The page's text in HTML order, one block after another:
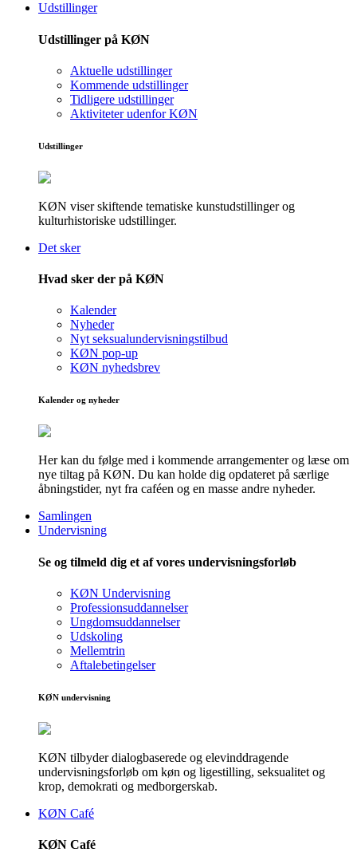
Udstillinger
Udstillinger på KØN
Aktuelle udstillinger
Kommende udstillinger
Tidligere udstillinger
Aktiviteter udenfor KØN
Udstillinger
KØN viser skiftende tematiske kunstudstillinger og
kulturhistoriske udstillinger.
Det sker
Hvad sker der på KØN
Kalender
Nyheder
Nyt seksualundervisningstilbud
KØN pop-up
KØN nyhedsbrev
Kalender og nyheder
Her kan du følge med i kommende arrangementer og læse om
nye tiltag på KØN. Du kan holde dig opdateret på særlige
åbningstider, nyt fra caféen og en masse andre nyheder.
Samlingen
Undervisning
Se og tilmeld dig et af vores undervisningsforløb
KØN Undervisning
Professionsuddannelser
Ungdomsuddannelser
Udskoling
Mellemtrin
Aftalebetingelser
KØN undervisning
KØN tilbyder dialogbaserede og elevinddragende
undervisningsforløb om køn og ligestilling, seksualitet og
krop, demokrati og medborgerskab.
KØN Café
KØN Café